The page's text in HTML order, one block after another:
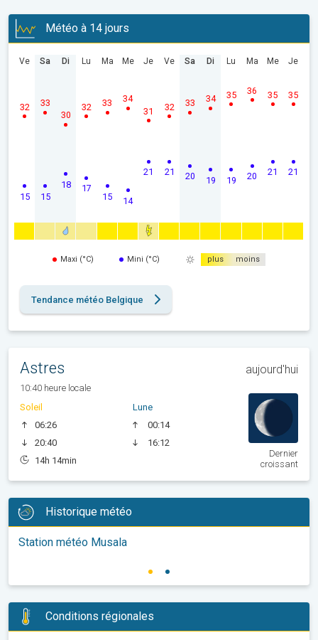
Météo à 14 jours
Ve
15
32
Sa
15
33
Di
18
30
Lu
17
32
Ma
15
33
Me
14
34
Je
21
31
Ve
21
32
Sa
20
33
Di
19
34
Lu
19
35
Ma
20
36
Me
21
35
Je
21
35
Maxi (°C) Mini (°C) plus moins
Tendance météo Belgique
Astres aujourd'hui
10:40 heure locale
Soleil
06:26
20:40
14h 14min
Lune
00:14
16:12
Dernier
croissant
Historique météo
Station météo Musala
Conditions régionales